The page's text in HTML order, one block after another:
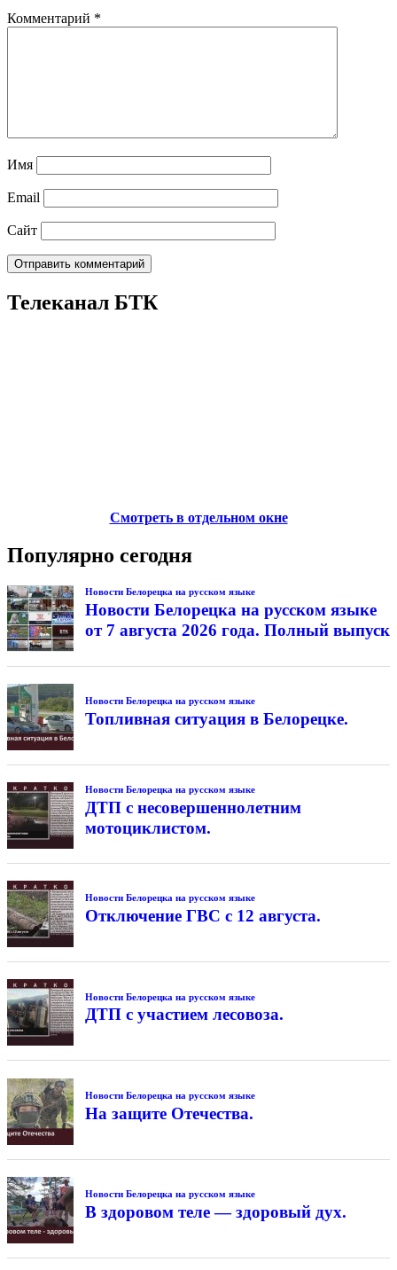
Комментарий *
Имя
Email
Сайт
Телеканал БТК
Смотреть в отдельном окне
Популярно сегодня
Новости Белорецка на русском языке
Новости Белорецка на русском языке
от 7 августа 2026 года. Полный выпуск
Новости Белорецка на русском языке
Топливная ситуация в Белорецке.
Новости Белорецка на русском языке
ДТП с несовершеннолетним
мотоциклистом.
Новости Белорецка на русском языке
Отключение ГВС с 12 августа.
Новости Белорецка на русском языке
ДТП с участием лесовоза.
Новости Белорецка на русском языке
На защите Отечества.
Новости Белорецка на русском языке
В здоровом теле — здоровый дух.